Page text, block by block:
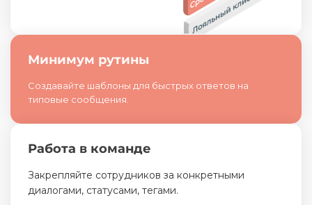
Минимум рутины
Создавайте шаблоны для быстрых ответов на
типовые сообщения.
Работа в команде
Закрепляйте сотрудников за конкретными
диалогами, статусами, тегами.